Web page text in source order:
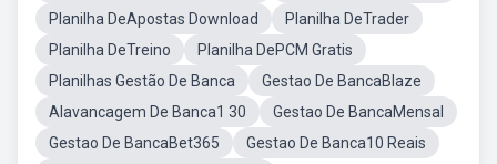
Planilha DeApostas Download
Planilha DeTrader
Planilha DeTreino
Planilha DePCM Gratis
Planilhas Gestão De Banca
Gestao De BancaBlaze
Alavancagem De Banca1 30
Gestao De BancaMensal
Gestao De BancaBet365
Gestao De Banca10 Reais